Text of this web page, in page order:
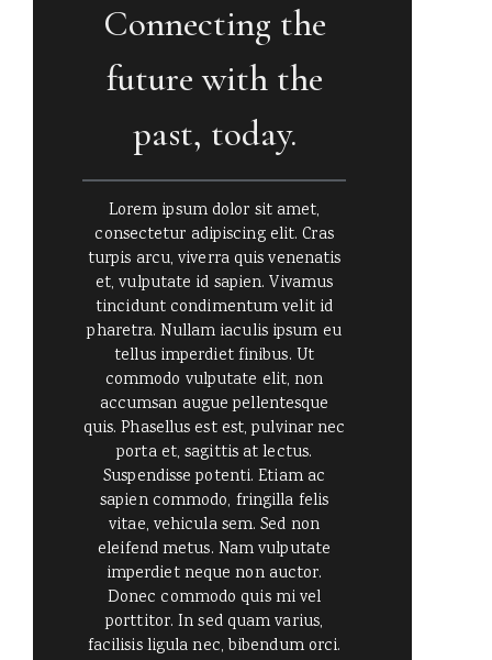
Connecting the
future with the
past, today.
Lorem ipsum dolor sit amet,
consectetur adipiscing elit. Cras
turpis arcu, viverra quis venenatis
et, vulputate id sapien. Vivamus
tincidunt condimentum velit id
pharetra. Nullam iaculis ipsum eu
tellus imperdiet finibus. Ut
commodo vulputate elit, non
accumsan augue pellentesque
quis. Phasellus est est, pulvinar nec
porta et, sagittis at lectus.
Suspendisse potenti. Etiam ac
sapien commodo, fringilla felis
vitae, vehicula sem. Sed non
eleifend metus. Nam vulputate
imperdiet neque non auctor.
Donec commodo quis mi vel
porttitor. In sed quam varius,
facilisis ligula nec, bibendum orci.